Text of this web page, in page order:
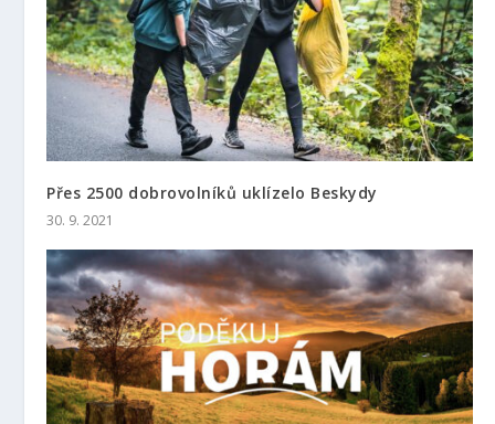
Přes 2500 dobrovolníků uklízelo Beskydy
30. 9. 2021